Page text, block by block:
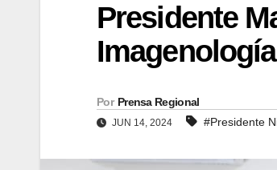
Presidente
Por Prensa Regional
JUN 14, 2024 #Presidente